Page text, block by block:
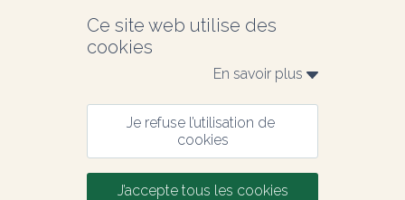
Ce site web utilise des
cookies
En savoir plus
Je refuse l’utilisation de
cookies
J’accepte tous les cookies